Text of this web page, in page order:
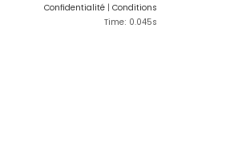
Confidentialité | Conditions
Time: 0.045s